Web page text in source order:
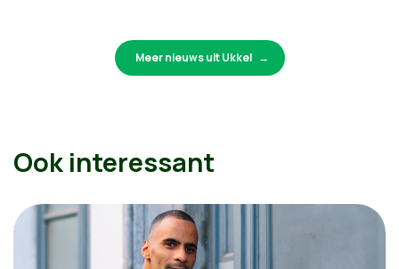
Meer nieuws uit Ukkel
Ook interessant